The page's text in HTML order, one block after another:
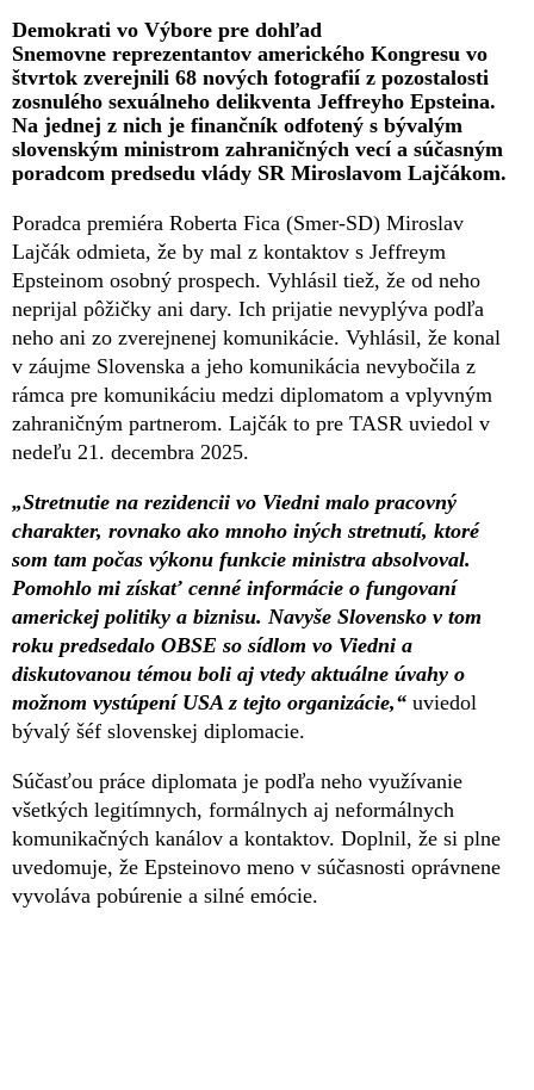
Demokrati vo Výbore pre dohľad
Snemovne reprezentantov amerického Kongresu vo
štvrtok zverejnili 68 nových fotografií z pozostalosti
zosnulého sexuálneho delikventa Jeffreyho Epsteina.
Na jednej z nich je finančník odfotený s bývalým
slovenským ministrom zahraničných vecí a súčasným
poradcom predsedu vlády SR Miroslavom Lajčákom.
Poradca premiéra Roberta Fica (Smer-SD) Miroslav
Lajčák odmieta, že by mal z kontaktov s Jeffreym
Epsteinom osobný prospech. Vyhlásil tiež, že od neho
neprijal pôžičky ani dary. Ich prijatie nevyplýva podľa
neho ani zo zverejnenej komunikácie. Vyhlásil, že konal
v záujme Slovenska a jeho komunikácia nevybočila z
rámca pre komunikáciu medzi diplomatom a vplyvným
zahraničným partnerom. Lajčák to pre TASR uviedol v
nedeľu 21. decembra 2025.
„Stretnutie na rezidencii vo Viedni malo pracovný
charakter, rovnako ako mnoho iných stretnutí, ktoré
som tam počas výkonu funkcie ministra absolvoval.
Pomohlo mi získať cenné informácie o fungovaní
americkej politiky a biznisu. Navyše Slovensko v tom
roku predsedalo OBSE so sídlom vo Viedni a
diskutovanou témou boli aj vtedy aktuálne úvahy o
možnom vystúpení USA z tejto organizácie,“ uviedol
bývalý šéf slovenskej diplomacie.
Súčasťou práce diplomata je podľa neho využívanie
všetkých legitímnych, formálnych aj neformálnych
komunikačných kanálov a kontaktov. Doplnil, že si plne
uvedomuje, že Epsteinovo meno v súčasnosti oprávnene
vyvoláva pobúrenie a silné emócie.